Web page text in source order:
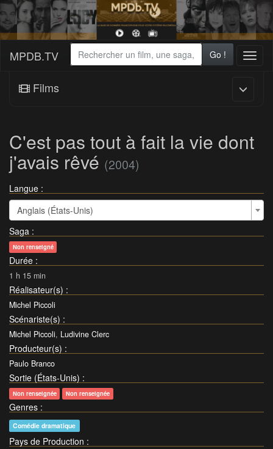
MPDB.TV Go !
Films
C'est pas tout à fait la vie dont
j'avais rêvé (2004)
Langue :
Anglais (États-Unis)
Saga :
Non renseigné
Durée :
1 h 15 min
Réalisateur(s) :
Michel Piccoli
Scénariste(s) :
Michel Piccoli, Ludivine Clerc
Producteur(s) :
Paulo Branco
Sortie (États-Unis) :
Non renseignée Non renseignée
Genres :
Comédie dramatique
Pays de Production :